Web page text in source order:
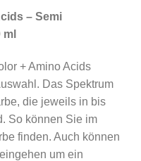
– Semi
+ Amino Acids
Das Spektrum
die jeweils in bis
So können Sie im
finden. Auch können
um ein